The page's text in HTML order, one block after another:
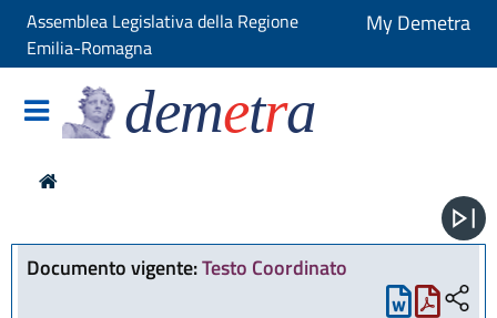
Assemblea Legislativa della Regione
Emilia-Romagna
My Demetra
demetra
Documento vigente:Testo Coordinato